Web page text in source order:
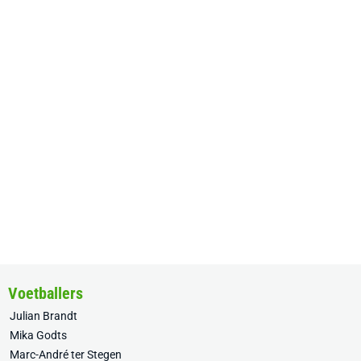
Voetballers
Julian Brandt
Mika Godts
Marc-André ter Stegen